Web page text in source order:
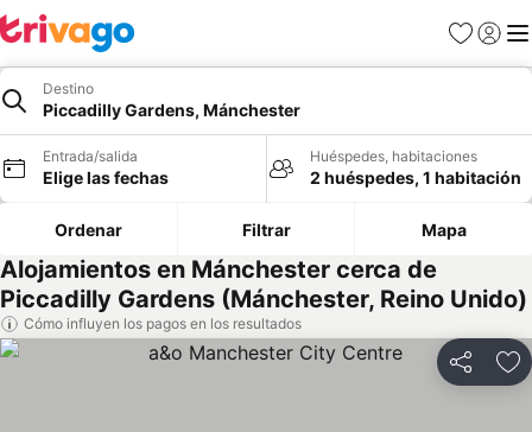
Favoritos
Iniciar
Destino
Piccadilly Gardens, Mánchester
Entrada/salida
Elige las fechas
Huéspedes, habitaciones
2 huéspedes, 1 habitación
Ordenar Filtrar Mapa
Alojamientos en Mánchester cerca de
Piccadilly Gardens (Mánchester, Reino Unido)
Cómo influyen los pagos en los resultados
Compartir